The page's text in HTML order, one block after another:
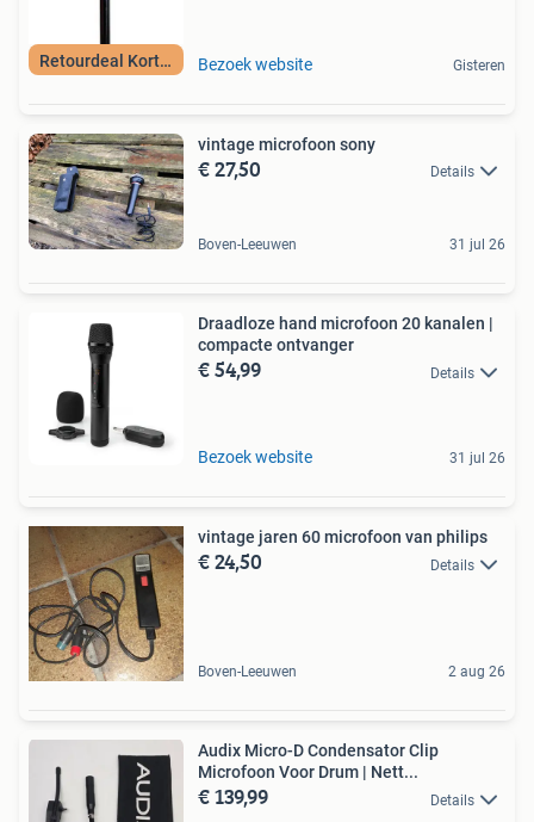
Retourdeal Korting Bezoek website Gisteren
vintage microfoon sony
€ 27,50 Details
Boven-Leeuwen 31 jul 26
Draadloze hand microfoon 20 kanalen |
compacte ontvanger
€ 54,99 Details
Bezoek website 31 jul 26
vintage jaren 60 microfoon van philips
€ 24,50 Details
Boven-Leeuwen 2 aug 26
Audix Micro-D Condensator Clip
Microfoon Voor Drum | Nett...
€ 139,99 Details